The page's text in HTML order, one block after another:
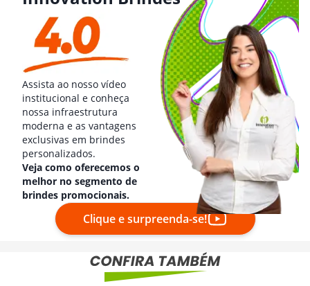
Assista ao nosso vídeo
institucional e conheça
nossa infraestrutura
moderna e as vantagens
exclusivas em brindes
personalizados.
Veja como oferecemos o
melhor no segmento de
brindes promocionais.
Clique e surpreenda-se!